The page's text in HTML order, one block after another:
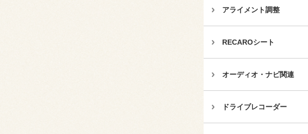
アライメント調整
RECAROシート
オーディオ・ナビ関連
ドライブレコーダー